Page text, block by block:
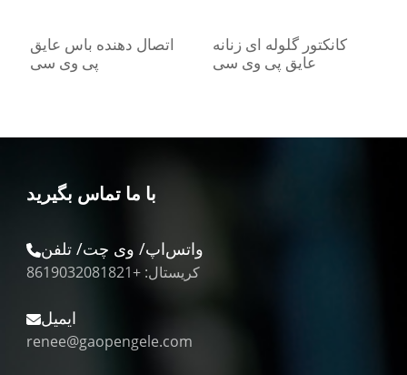
اتصال دهنده باس عایق
پی وی سی
کانکتور گلوله ای زنانه
عایق پی وی سی
با ما تماس بگیرید
واتس‌اپ/ وی چت/ تلفن
کریستال: +8619032081821
ایمیل
renee@gaopengele.com